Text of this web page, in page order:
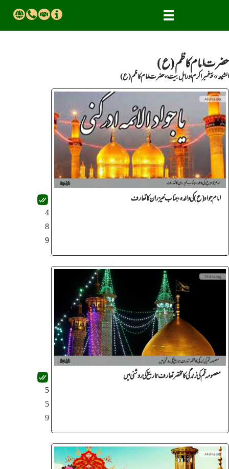
حضرت امــام کاظم(ع)
الشیعہ»پیغمبراکرم اور اهل بیت»حضرت امــام کاظم(ع)
امام جواد (ع) کی والدہ، جناب خیزران کا تعارف
4
8
9
معصومه قم کی زندگی کا مختصر تعارف تاریخ کی روشنی میں
5
5
9